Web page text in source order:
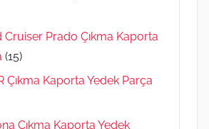
Prado Çıkma Kaporta
(15)
Çıkma Kaporta Yedek Parça
Çıkma Kaporta Yedek